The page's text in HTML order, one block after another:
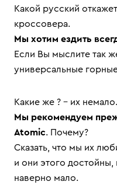
Какой русский
кроссовера.
Мы хотим ездить
Если Вы мыслите так
универсальные
Какие же ? – их немало.
Мы рекомендуем
Atomic. Почему?
Сказать, что мы их
и они этого достойны,
наверно мало.